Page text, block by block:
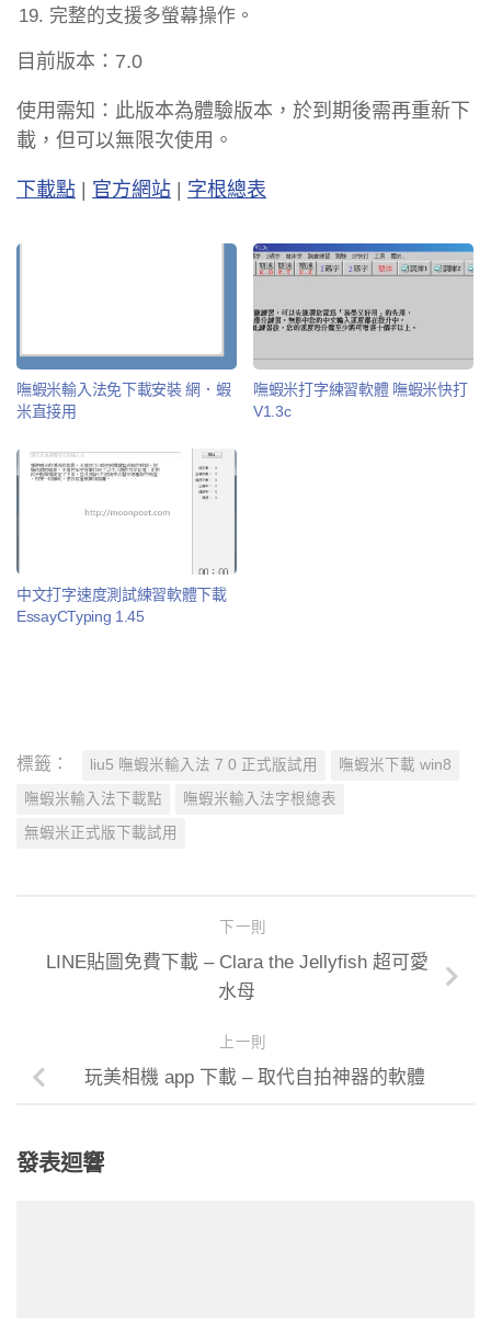
完整的支援多螢幕操作。
目前版本：7.0
使用需知：此版本為體驗版本，於到期後需再重新下
載，但可以無限次使用。
下載點 官方網站 字根總表
嘸蝦米輸入法免下載安裝 網．蝦
米直接用
嘸蝦米打字練習軟體 嘸蝦米快打
V1.3c
中文打字速度測試練習軟體下載
EssayCTyping 1.45
標籤： liu5 嘸蝦米輸入法 7 0 正式版試用 嘸蝦米下載 win8
嘸蝦米輸入法下載點 嘸蝦米輸入法字根總表
無蝦米正式版下載試用
下一則
LINE貼圖免費下載 – Clara the Jellyfish 超可愛
水母
上一則
玩美相機 app 下載 – 取代自拍神器的軟體
發表迴響